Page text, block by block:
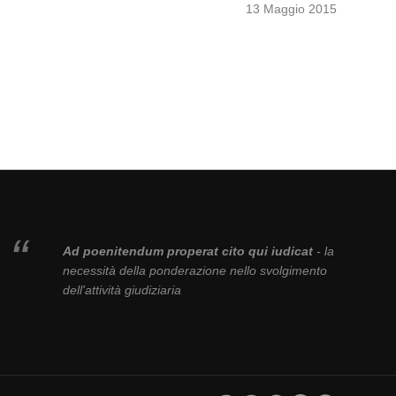
13 Maggio 2015
Ad poenitendum properat cito qui iudicat- la
necessità della ponderazione nello svolgimento
dell'attività giudiziaria